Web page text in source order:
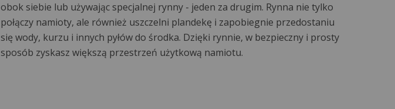
obok siebie lub używając specjalnej rynny - jeden za drugim. Rynna nie tylko
połączy namioty, ale również uszczelni plandekę i zapobiegnie przedostaniu
się wody, kurzu i innych pyłów do środka. Dzięki rynnie, w bezpieczny i prosty
sposób zyskasz większą przestrzeń użytkową namiotu.